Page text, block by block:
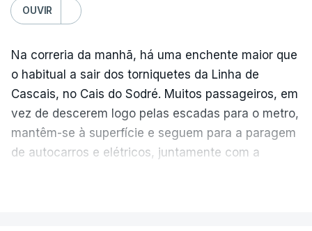
OUVIR
Na correria da manhã, há uma enchente maior que
o habitual a sair dos torniquetes da Linha de
Cascais, no Cais do Sodré. Muitos passageiros, em
vez de descerem logo pelas escadas para o metro,
mantêm-se à superfície e seguem para a paragem
de autocarros e elétricos, juntamente com a